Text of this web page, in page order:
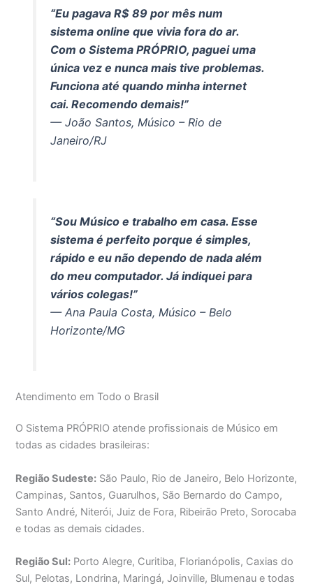
“Eu pagava R$ 89 por mês num
sistema online que vivia fora do ar.
Com o Sistema PRÓPRIO, paguei uma
única vez e nunca mais tive problemas.
Funciona até quando minha internet
cai. Recomendo demais!”
— João Santos, Músico – Rio de
Janeiro/RJ
“Sou Músico e trabalho em casa. Esse
sistema é perfeito porque é simples,
rápido e eu não dependo de nada além
do meu computador. Já indiquei para
vários colegas!”
— Ana Paula Costa, Músico – Belo
Horizonte/MG
Atendimento em Todo o Brasil
O Sistema PRÓPRIO atende profissionais de Músico em
todas as cidades brasileiras:
Região Sudeste: São Paulo, Rio de Janeiro, Belo Horizonte,
Campinas, Santos, Guarulhos, São Bernardo do Campo,
Santo André, Niterói, Juiz de Fora, Ribeirão Preto, Sorocaba
e todas as demais cidades.
Região Sul: Porto Alegre, Curitiba, Florianópolis, Caxias do
Sul, Pelotas, Londrina, Maringá, Joinville, Blumenau e todas